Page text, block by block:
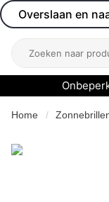
Overslaan en
Open menu
Zoeken
Home